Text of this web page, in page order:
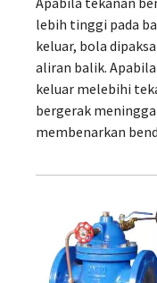
lebih tinggi pada
keluar, bola
aliran balik.
keluar melebihi
bergerak
membenarkan